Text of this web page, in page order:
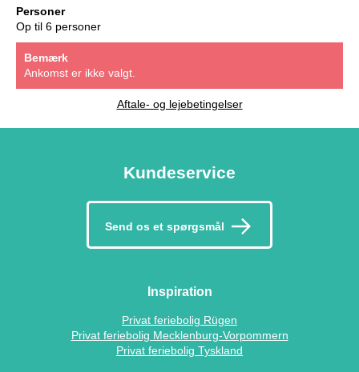
Personer
Op til 6 personer
Bemærk
Ankomst er ikke valgt.
Aftale- og lejebetingelser
Kundeservice
Send os et spørgsmål
Inspiration
Privat feriebolig Rügen
Privat feriebolig Mecklenburg-Vorpommern
Privat feriebolig Tyskland